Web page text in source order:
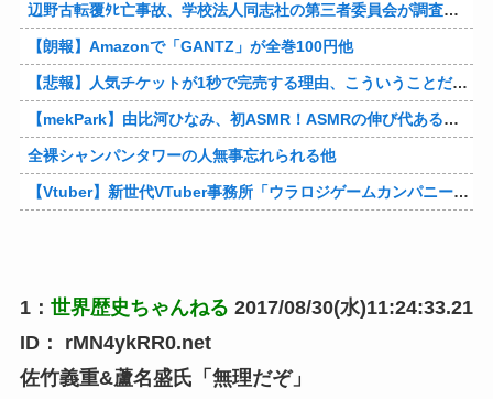
辺野古転覆ﾀﾋ亡事故、学校法人同志社の第三者委員会が調査報告書を公表 … 安全配慮義務違反や安全管理に関する検証を妨げた組織風土の存在を指摘
【朗報】Amazonで「GANTZ」が全巻100円他
【悲報】人気チケットが1秒で完売する理由、こういうことだったｗｗｗｗ他
【mekPark】由比河ひなみ、初ASMR！ASMRの伸び代あるよ他
全裸シャンパンタワーの人無事忘れられる他
【Vtuber】新世代VTuber事務所「ウラロジゲームカンパニー」より、ゲームの世界から“逆異世界転生”した5名が8月19日にデビュー！他
1： 世界歴史ちゃんねる 2017/08/30(水)11:24:33.21
ID： rMN4ykRR0.net
佐竹義重&蘆名盛氏「無理だぞ」